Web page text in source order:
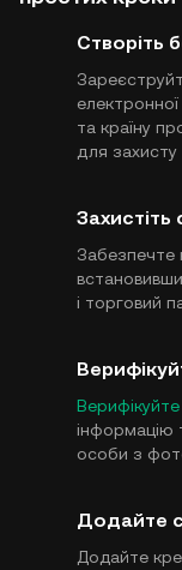
Створіть
та країну
для захисту
Захистіть
Забезпечте
і торговий
інформацію
особи з
Додайте
Додайте